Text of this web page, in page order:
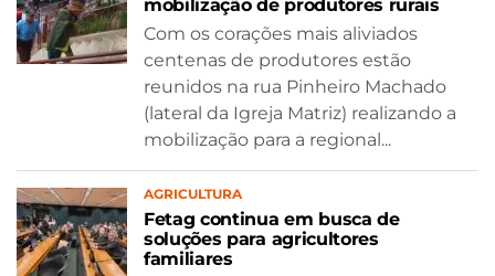
mobilização de produtores rurais
Com os corações mais aliviados
centenas de produtores estão
reunidos na rua Pinheiro Machado
(lateral da Igreja Matriz) realizando a
mobilização para a regional...
AGRICULTURA
Fetag continua em busca de
soluções para agricultores
familiares